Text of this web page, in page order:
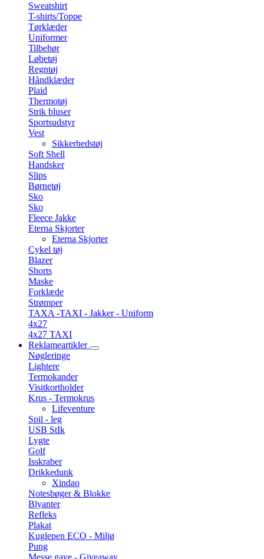
Sweatshirt
T-shirts/Toppe
Tørklæder
Uniformer
Tilbehør
Løbetøj
Regntøj
Håndklæder
Plaid
Thermotøj
Strik bluser
Sportsudstyr
Vest
Sikkerhedstøj
Soft Shell
Handsker
Slips
Børnetøj
Sko
Sko
Fleece Jakke
Eterna Skjorter
Eterna Skjorter
Cykel tøj
Blazer
Shorts
Maske
Forklæde
Strømper
TAXA -TAXI - Jakker - Uniform
4x27
4x27 TAXI
Reklameartikler
Nøgleringe
Lightere
Termokander
Visitkortholder
Krus - Termokrus
Lifeventure
Spil - leg
USB StIk
Lygte
Golf
Isskraber
Drikkedunk
Xindao
Notesbøger & Blokke
Blyanter
Refleks
Plakat
Kuglepen ECO - Miljø
Pung
Messe gave - Giveaway